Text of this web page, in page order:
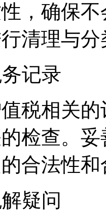
，确保
清理与
记录
相关的
检查。
合法性
疑问